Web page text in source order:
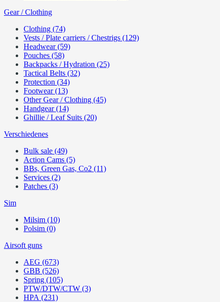
Gear / Clothing
Clothing (74)
Vests / Plate carriers / Chestrigs (129)
Headwear (59)
Pouches (58)
Backpacks / Hydration (25)
Tactical Belts (32)
Protection (34)
Footwear (13)
Other Gear / Clothing (45)
Handgear (14)
Ghillie / Leaf Suits (20)
Verschiedenes
Bulk sale (49)
Action Cams (5)
BBs, Green Gas, Co2 (11)
Services (2)
Patches (3)
Sim
Milsim (10)
Polsim (0)
Airsoft guns
AEG (673)
GBB (526)
Spring (105)
PTW/DTW/CTW (3)
HPA (231)